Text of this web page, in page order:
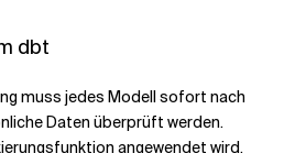
dbt
muss jedes Modell sofort nach
Daten überprüft werden.
angewendet wird,